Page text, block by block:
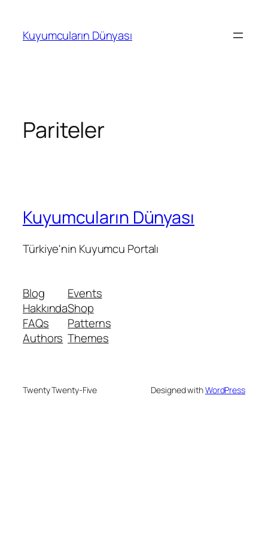
Kuyumcuların Dünyası
Pariteler
Kuyumcuların Dünyası
Türkiye'nin Kuyumcu Portalı
Blog
Hakkında
FAQs
Authors
Events
Shop
Patterns
Themes
Twenty Twenty-Five Designed withWordPress